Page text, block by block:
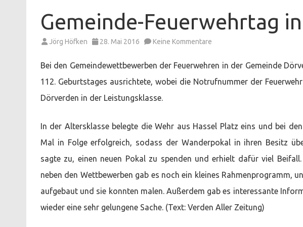
Gemeinde-Feuerwehrtag
Jörg Höfken 28. Mai 2016 Keine Kommentare
in
Westen
Bei den Gemeindewettbewerben der Feuerwehren in der Gemeinde
112. Geburtstages ausrichtete, wobei die Notrufnummer der
Dörverden in der Leistungsklasse.
In der Altersklasse belegte die Wehr aus Hassel Platz eins und bei
Mal in Folge erfolgreich, sodass der Wanderpokal in ihren Besitz
sagte zu, einen neuen Pokal zu spenden und erhielt dafür viel
neben den Wettbewerben gab es noch ein kleines Rahmenprogramm,
aufgebaut und sie konnten malen. Außerdem gab es interessante
wieder eine sehr gelungene Sache. (Text: Verden Aller Zeitung)